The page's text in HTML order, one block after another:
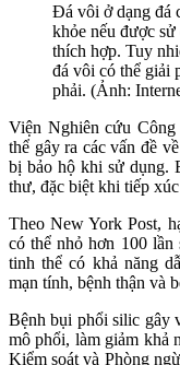
Đá vôi ở dạng đá
khỏe nếu được
thích hợp. Tuy
đá vôi có thể giải
phải. (Ảnh:
Viện Nghiên cứu
thể gây ra các vấn đề
bị bảo hộ khi sử dụng.
thư, đặc biệt khi tiếp
Theo New York Post,
có thể nhỏ hơn 100
tinh thể có khả năng
mạn tính, bệnh thận và
Bệnh bụi phổi silic gây
mô phổi, làm giảm khả
Kiểm soát và Phòng